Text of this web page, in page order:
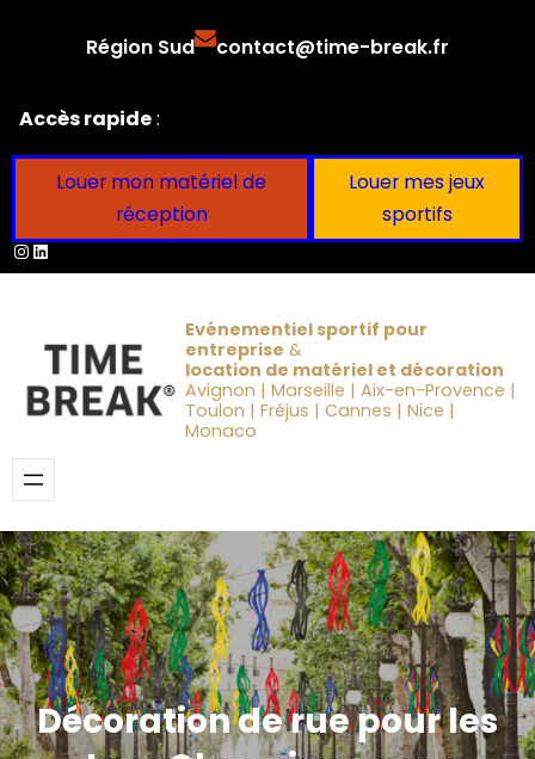
Région Sud contact@time-break.fr
Accès rapide:
Louer mon matériel de
réception
Louer mes jeux
sportifs
Instagram
LinkedIn
Evénementiel sportif pour
entreprise &
location de matériel et décoration
Avignon | Marseille | Aix-en-Provence |
Toulon | Fréjus | Cannes | Nice |
Monaco
Décoration de rue pour les